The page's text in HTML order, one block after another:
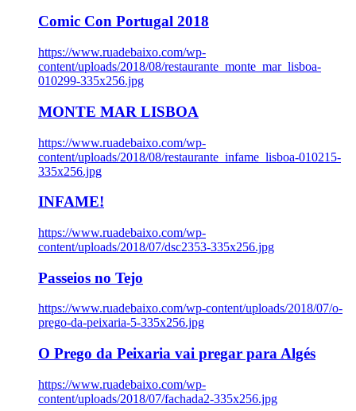
Comic Con Portugal 2018
https://www.ruadebaixo.com/wp-
content/uploads/2018/08/restaurante_monte_mar_lisboa-
010299-335x256.jpg
MONTE MAR LISBOA
https://www.ruadebaixo.com/wp-
content/uploads/2018/08/restaurante_infame_lisboa-010215-
335x256.jpg
INFAME!
https://www.ruadebaixo.com/wp-
content/uploads/2018/07/dsc2353-335x256.jpg
Passeios no Tejo
https://www.ruadebaixo.com/wp-content/uploads/2018/07/o-
prego-da-peixaria-5-335x256.jpg
O Prego da Peixaria vai pregar para Algés
https://www.ruadebaixo.com/wp-
content/uploads/2018/07/fachada2-335x256.jpg